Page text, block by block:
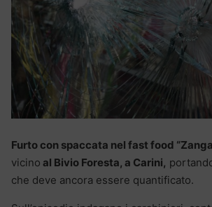
Furto con spaccata nel fast food
vicino al Bivio Foresta, a Carini,
che deve ancora essere quantificato.